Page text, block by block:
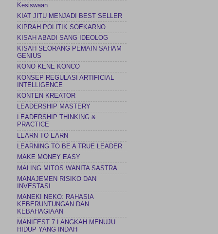
Kesiswaan
KIAT JITU MENJADI BEST SELLER
KIPRAH POLITIK SOEKARNO
KISAH ABADI SANG IDEOLOG
KISAH SEORANG PEMAIN SAHAM
GENIUS
KONO KENE KONCO
KONSEP REGULASI ARTIFICIAL
INTELLIGENCE
KONTEN KREATOR
LEADERSHIP MASTERY
LEADERSHIP THINKING &
PRACTICE
LEARN TO EARN
LEARNING TO BE A TRUE LEADER
MAKE MONEY EASY
MALING MITOS WANITA SASTRA
MANAJEMEN RISIKO DAN
INVESTASI
MANEKI NEKO: RAHASIA
KEBERUNTUNGAN DAN
KEBAHAGIAAN
MANIFEST 7 LANGKAH MENUJU
HIDUP YANG INDAH